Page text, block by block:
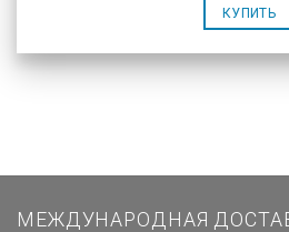
КУПИТЬ
МЕЖДУНАРОДНАЯ